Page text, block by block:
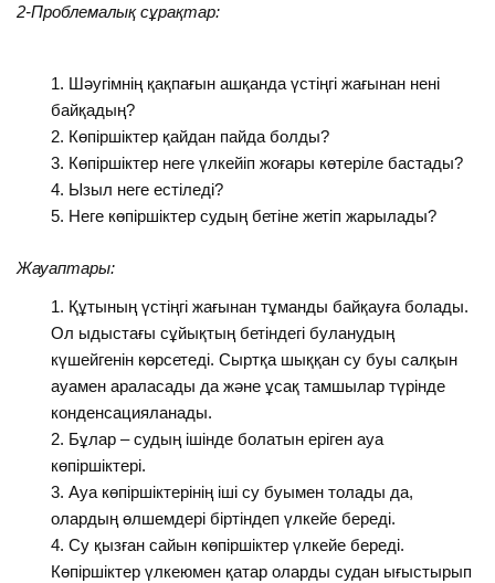
2-Проблемалық сұрақтар:
Шәугімнің қақпағын ашқанда үстіңгі жағынан нені
байқадың?
Көпіршіктер қайдан пайда болды?
Көпіршіктер неге үлкейіп жоғары көтеріле бастады?
Ызыл неге естіледі?
Неге көпіршіктер судың бетіне жетіп жарылады?
Жауаптары:
Құтының үстіңгі жағынан тұманды байқауға болады.
Ол ыдыстағы сұйықтың бетіндегі буланудың
күшейгенін көрсетеді. Сыртқа шыққан су буы салқын
ауамен араласады да және ұсақ тамшылар түрінде
конденсацияланады.
Бұлар – судың ішінде болатын еріген ауа
көпіршіктері.
Ауа көпіршіктерінің іші су буымен толады да,
олардың өлшемдері біртіндеп үлкейе береді.
Су қызған сайын көпіршіктер үлкейе береді.
Көпіршіктер үлкеюмен қатар оларды судан ығыстырып